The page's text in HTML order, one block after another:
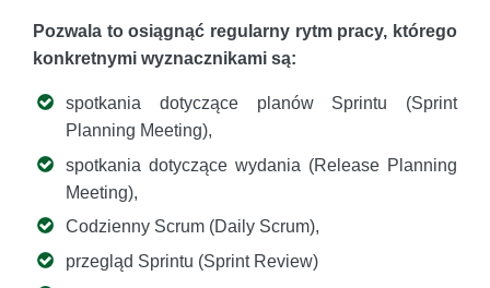
Pozwala to osiągnąć regularny rytm pracy, którego
konkretnymi wyznacznikami są:
spotkania dotyczące planów Sprintu (Sprint
Planning Meeting),
spotkania dotyczące wydania (Release Planning
Meeting),
Codzienny Scrum (Daily Scrum),
przegląd Sprintu (Sprint Review)